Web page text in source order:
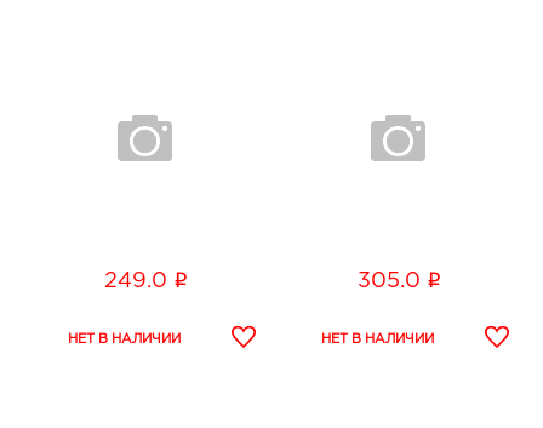
249.0 i 305.0 i